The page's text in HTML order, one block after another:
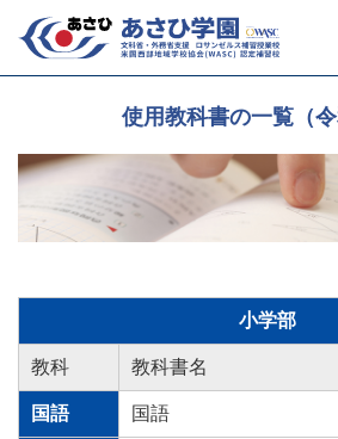
使用教科書の一覧（令
小学部
教科 教科書名
国語 国語